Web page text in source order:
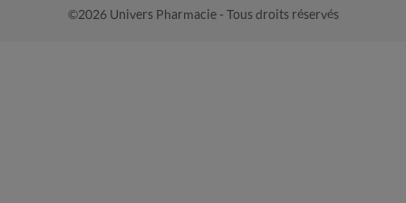
©2026 Univers Pharmacie - Tous droits réservés